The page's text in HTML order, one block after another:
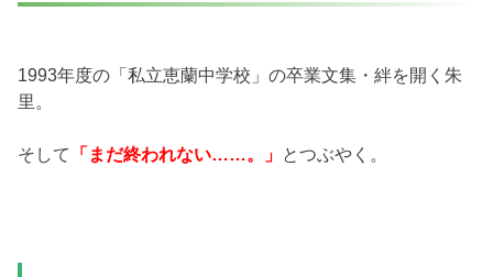
1993年度の「私立恵蘭中学校」の卒業文集・絆を開く朱
里。
そして 「まだ終われない……。」 とつぶやく。